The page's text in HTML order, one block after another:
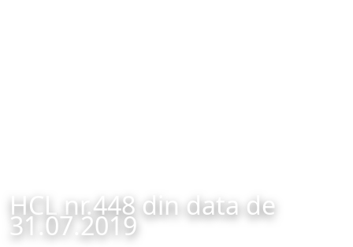
HCL nr.448 din data de
31.07.2019